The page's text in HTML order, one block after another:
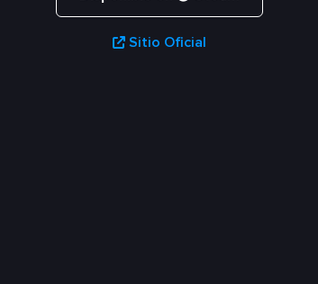
Sitio Oficial